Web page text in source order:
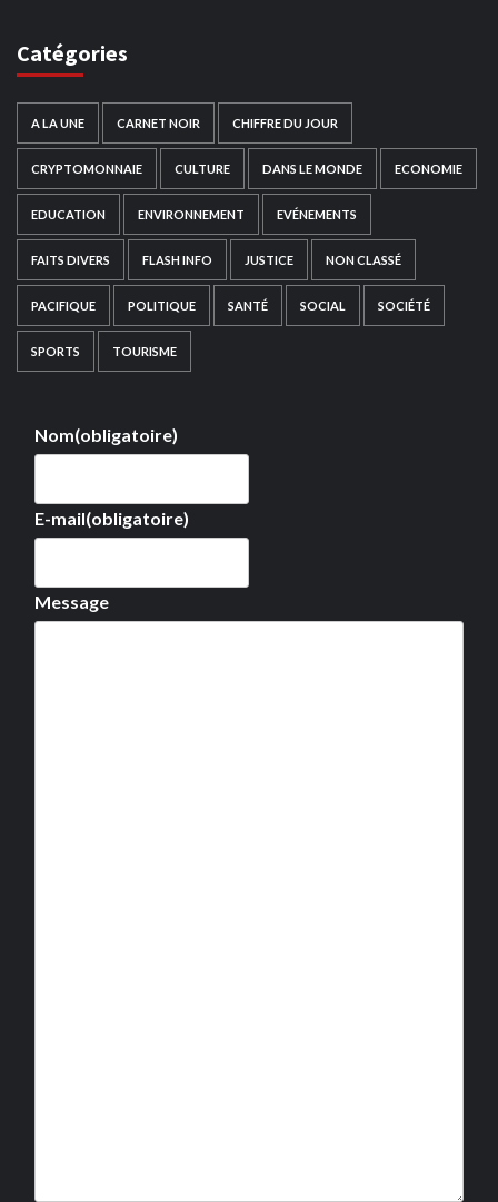
Catégories
A LA UNE CARNET NOIR CHIFFRE DU JOUR
CRYPTOMONNAIE CULTURE DANS LE MONDE ECONOMIE
EDUCATION ENVIRONNEMENT EVÉNEMENTS
FAITS DIVERS FLASH INFO JUSTICE NON CLASSÉ
PACIFIQUE POLITIQUE SANTÉ SOCIAL SOCIÉTÉ
SPORTS TOURISME
Nom(obligatoire)
E-mail(obligatoire)
Message